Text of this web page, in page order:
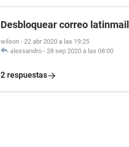
Desbloquear correo latinmail
wilson - 22 abr 2020 a las 19:25
alessandro - 28 sep 2020 a las 08:00
2 respuestas